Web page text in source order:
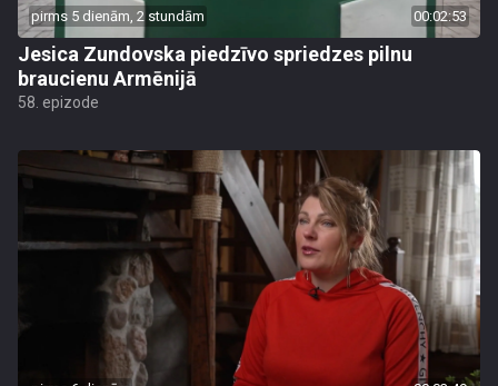
pirms 5 dienām, 2 stundām 00:02:53
Jesica Zundovska piedzīvo spriedzes pilnu
braucienu Armēnijā
58. epizode